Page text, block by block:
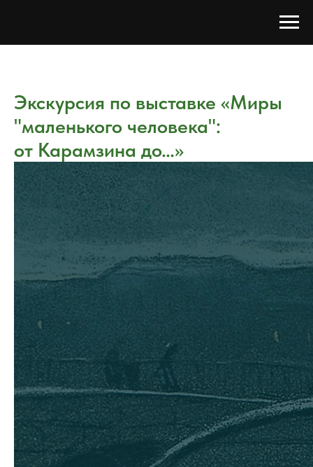
Экскурсия по выставке «Миры
"маленького человека":
от Карамзина до…»